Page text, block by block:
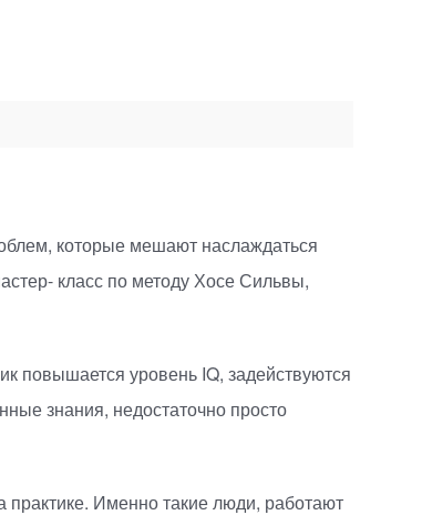
которые мешают наслаждаться
класс по методу Хосе Сильвы,
повышается уровень IQ, задействуются
знания, недостаточно просто
практике. Именно такие люди, работают